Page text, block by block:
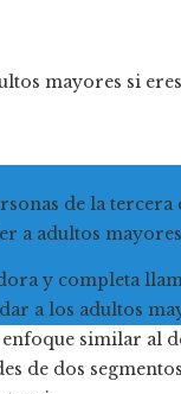
mayores si
de la
a adultos
y completa
a los adultos
similar al
de dos